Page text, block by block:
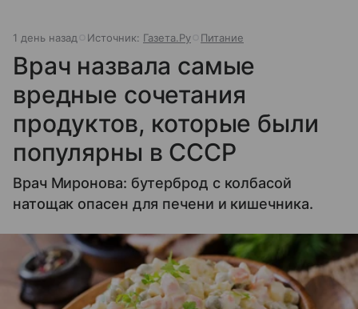
1 день назад Источник: Газета.Ру Питание
Врач назвала самые
вредные сочетания
продуктов, которые были
популярны в СССР
Врач Миронова: бутерброд с колбасой
натощак опасен для печени и кишечника.